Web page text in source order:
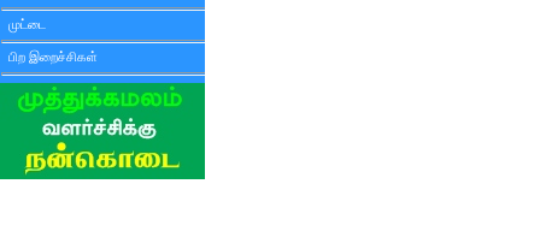
முட்டை
பிற இறைச்சிகள்